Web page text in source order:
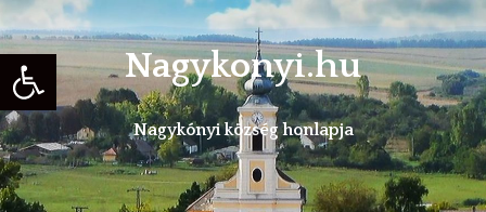
Eszköztár megnyitása
Skip
to
content
Nagykonyi.hu
Nagykónyi község honlapja